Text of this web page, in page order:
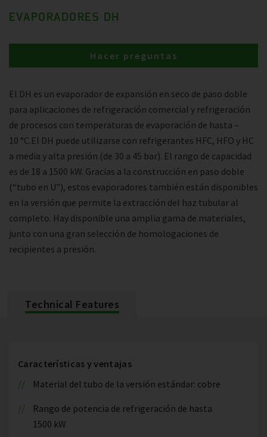
EVAPORADORES DH
El DH es un evaporador de expansión en seco de paso doble
para aplicaciones de refrigeración comercial y refrigeración
de procesos con temperaturas de evaporación de hasta –
10 °C.El DH puede utilizarse con refrigerantes HFC, HFO y HC
a media y alta presión (de 30 a 45 bar). El rango de capacidad
es de 18 a 1500 kW. Gracias a la construcción en paso doble
(“tubo en U”), estos evaporadores también están disponibles
en la versión que permite la extracción del haz tubular al
completo. Hay disponible una amplia gama de materiales,
junto con una gran selección de homologaciones de
recipientes a presión.
Hacer preguntas
Technical Features
Características y ventajas
Material del tubo de la versión estándar: cobre
Rango de potencia de refrigeración de hasta
1500 kW